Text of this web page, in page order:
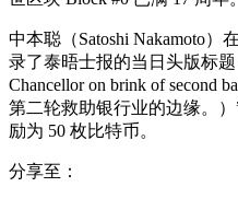
中本聪（Satoshi Nakamoto）
录了泰晤士报的当日头版标题
Chancellor on brink of second
第二轮救助银行业的边缘。
励为 50 枚比特币。
分享至：